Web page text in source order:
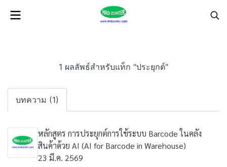
1 ผลลัพธ์สำหรับแท็ก "ประยุกต์"
บทความ (1)
หลักสูตร การประยุกต์การใช้ระบบ Barcode ในคลัง
สินค้าด้วย AI (AI for Barcode in Warehouse)
23 มี.ค. 2569